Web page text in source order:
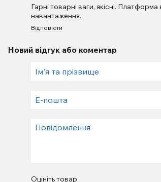
Гарні товарні ваги, якісні.
навантаження.
Відповісти
Новий відгук або коментар
Оцініть товар